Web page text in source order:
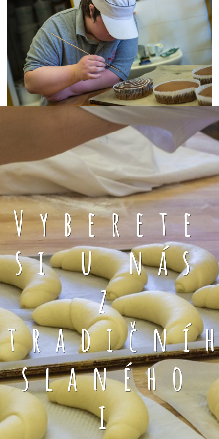
Vyberete
si u nás
z
slaného
i